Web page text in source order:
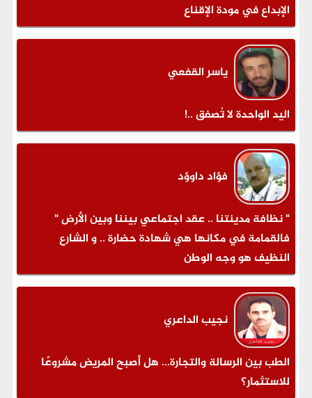
الإبداع في مودة الإقناع
ياسر القفعي
اليد الواحدة لا تُصفق ..!
فؤاد داوؤد
" نظافة مدينتنا .. عقد اجتماعي بيننا وبين الأرض "
فالقمامة في مكانها هي شهادة حضارة .. و الشارع
النظيف هو وجه الوطن
نجيب الداعري
الطب بين الرسالة والتجارة... هل أصبح المريض مشروعًا
للاستثمار؟